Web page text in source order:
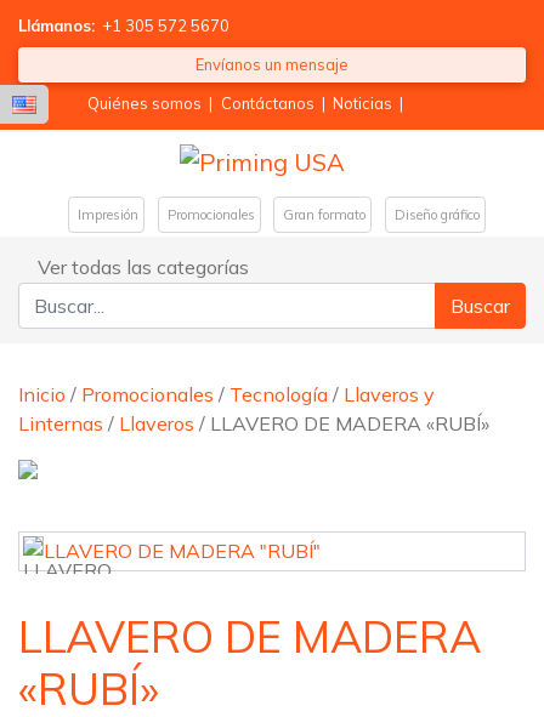
Llámanos: +1 305 572 5670
Envíanos un mensaje
Quiénes somos | Contáctanos | Noticias |
Impresión Promocionales Gran formato Diseño gráfico
Ver todas las categorías
Buscar:
Inicio / Promocionales / Tecnología / Llaveros y
Linternas / Llaveros / LLAVERO DE MADERA «RUBÍ»
LLAVERO DE MADERA
«RUBÍ»